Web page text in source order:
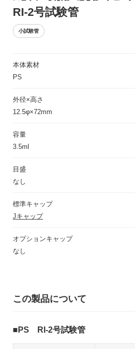
RI-2号試験管
小試験管
本体素材
PS
外径×高さ
12.5φ×72mm
容量
3.5ml
目盛
なし
標準キャップ
Jキャップ
オプションキャップ
なし
この製品について
PS RI-2号試験管